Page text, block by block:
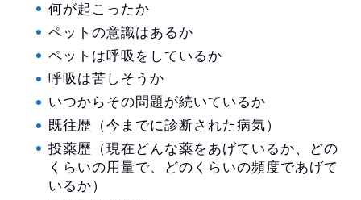
何が起こったか
ペットの意識はあるか
ペットは呼吸をしているか
呼吸は苦しそうか
いつからその問題が続いているか
既往歴（今までに診断された病気）
投薬歴（現在どんな薬をあげているか、どの
くらいの用量で、どのくらいの頻度であげて
いるか）